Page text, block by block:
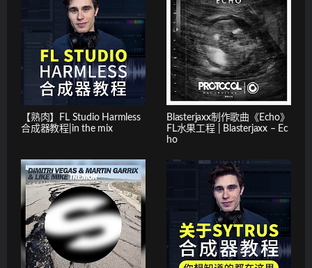
【熟肉】FL Studio Harmless
合成器教程|in the mix
Blasterjaxx制作歌曲《Echo》
FL水果工程 | Blasterjaxx – Ec
ho